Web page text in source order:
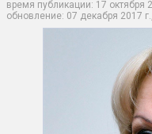
время публикации: 17 октября
обновление: 07 декабря 2017